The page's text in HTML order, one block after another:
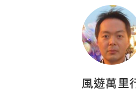
風遊萬里